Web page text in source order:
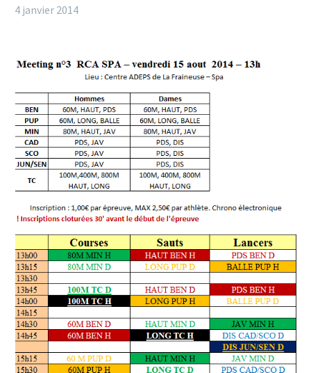
4 janvier 2014